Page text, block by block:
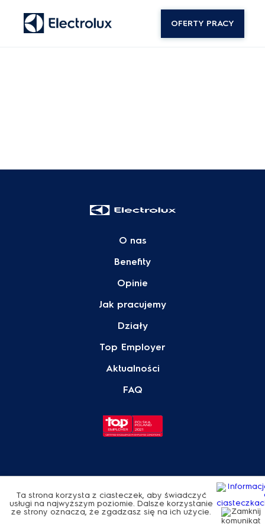
OFERTY PRACY
O nas
Benefity
Opinie
Jak pracujemy
Działy
Top Employer
Aktualności
FAQ
© Electrolux 2026Polityka Prywatności
Ta strona korzysta z ciasteczek, aby świadczyć
usługi na najwyższym poziomie. Dalsze korzystanie
ze strony oznacza, że zgadzasz się na ich użycie.